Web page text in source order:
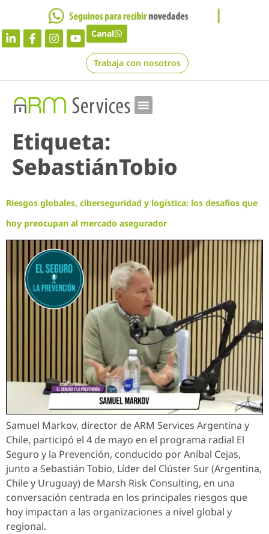
Canal
Trabaja con nosotros
Etiqueta:
SebastiánTobio
Riesgos globales, ciberseguridad y logística: los desafíos que
hoy preocupan al mercado asegurador
Samuel Markov, director de ARM Services Argentina y
Chile, participó el 4 de mayo en el programa radial El
Seguro y la Prevención, conducido por Aníbal Cejas,
junto a Sebastián Tobio, Líder del Clúster Sur (Argentina,
Chile y Uruguay) de Marsh Risk Consulting, en una
conversación centrada en los principales riesgos que
hoy impactan a las organizaciones a nivel global y
regional.